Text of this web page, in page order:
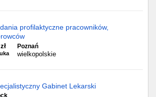
profilaktyczne pracowników,
Poznań
wielkopolskie
Gabinet Lekarski